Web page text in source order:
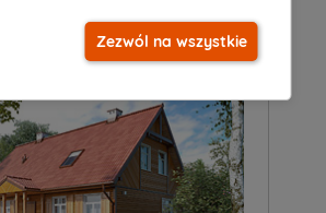
Zezwól na wszystkie